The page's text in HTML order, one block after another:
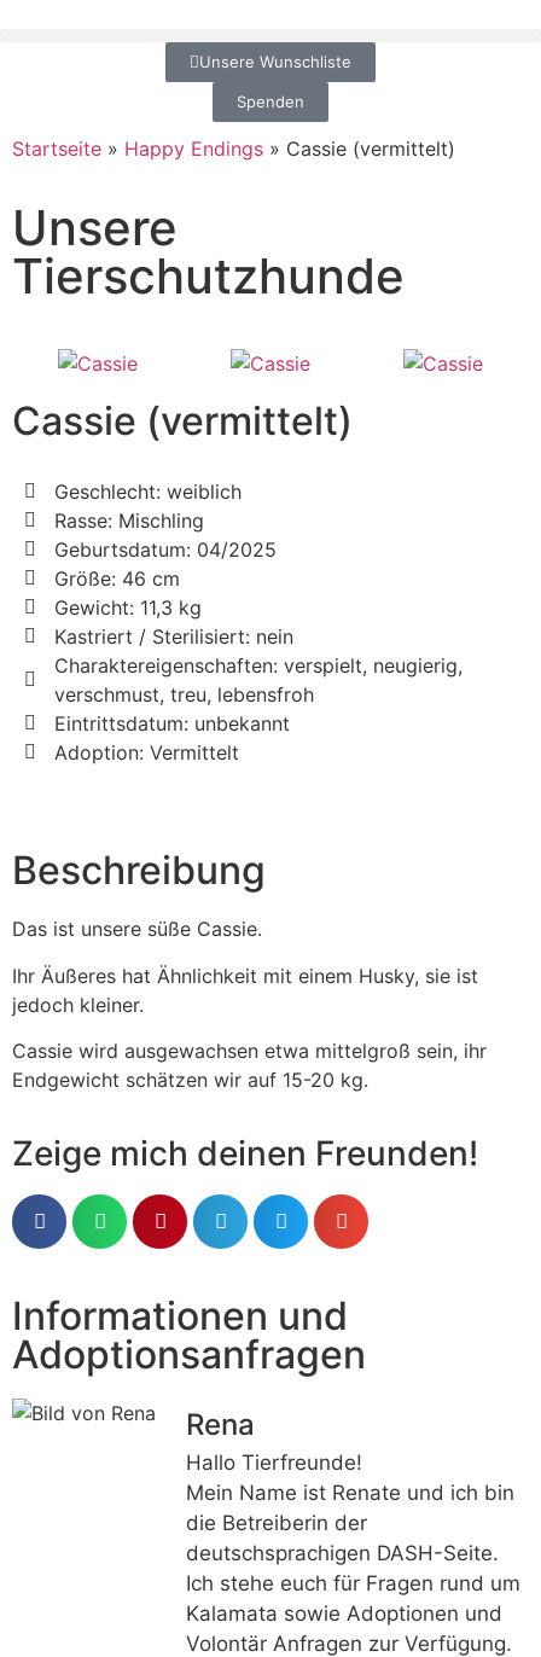
Unsere Wunschliste
Spenden
Startseite » Happy Endings » Cassie (vermittelt)
Unsere
Tierschutzhunde
Cassie (vermittelt)
Geschlecht: weiblich
Rasse: Mischling
Geburtsdatum: 04/2025
Größe: 46 cm
Gewicht: 11,3 kg
Kastriert / Sterilisiert: nein
Charaktereigenschaften: verspielt, neugierig,
verschmust, treu, lebensfroh
Eintrittsdatum: unbekannt
Adoption: Vermittelt
Beschreibung
Das ist unsere süße Cassie.
Ihr Äußeres hat Ähnlichkeit mit einem Husky, sie ist
jedoch kleiner.
Cassie wird ausgewachsen etwa mittelgroß sein, ihr
Endgewicht schätzen wir auf 15-20 kg.
Zeige mich deinen Freunden!
Informationen und
Adoptionsanfragen
Rena
Hallo Tierfreunde!
Mein Name ist Renate und ich bin
die Betreiberin der
deutschsprachigen DASH-Seite.
Ich stehe euch für Fragen rund um
Kalamata sowie Adoptionen und
Volontär Anfragen zur Verfügung.